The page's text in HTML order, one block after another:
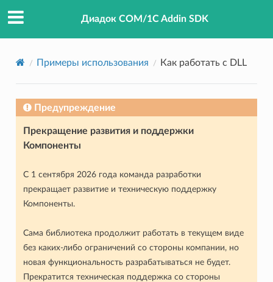
Диадок COM/1C Addin SDK
Примеры использования Как работать с DLL
Предупреждение
Прекращение развития и поддержки
Компоненты
С 1 сентября 2026 года команда разработки
прекращает развитие и техническую поддержку
Компоненты.
Сама библиотека продолжит работать в текущем виде
без каких-либо ограничений со стороны компании, но
новая функциональность разрабатываться не будет.
Прекратится техническая поддержка со стороны